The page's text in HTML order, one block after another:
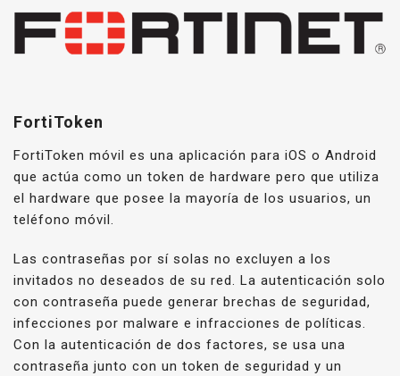
FortiToken
FortiToken móvil es una aplicación para iOS o Android
que actúa como un token de hardware pero que utiliza
el hardware que posee la mayoría de los usuarios, un
teléfono móvil.
Las contraseñas por sí solas no excluyen a los
invitados no deseados de su red. La autenticación solo
con contraseña puede generar brechas de seguridad,
infecciones por malware e infracciones de políticas.
Con la autenticación de dos factores, se usa una
contraseña junto con un token de seguridad y un